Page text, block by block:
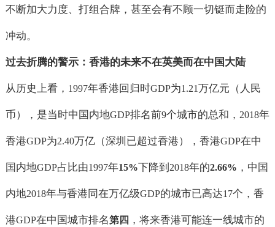
不断加大力度、打组合牌，甚至会有不顾一切铤而走险的
冲动。
过去折腾的警示：香港的未来不在英美而在中国大陆
从历史上看， 1997年香港回归时GDP为1.21万亿元（人民
币），是当时中国内地GDP排名前9个城市的总和， 2018年
香港GDP为2.40万亿（深圳已超过香港），香港GDP在中
国内地GDP占比由1997年15%下降到 2018年的2.66% ，中国
内地2018年与香港同在万亿级GDP的城市已高达17个，香
港GDP在中国城市排名第四 ，将来香港可能连一线城市的